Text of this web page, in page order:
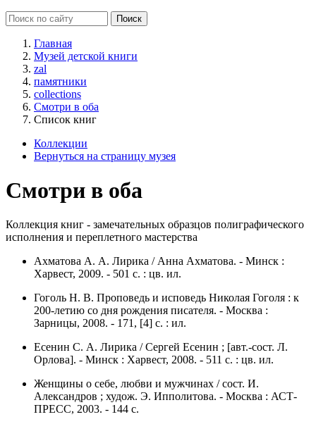
Главная
Музей детской книги
zal
памятники
collections
Смотри в оба
Список книг
Коллекции
Вернуться на страницу музея
Смотри в оба
Коллекция книг - замечательных образцов полиграфического
исполнения и переплетного мастерства
Ахматова А. А. Лирика / Анна Ахматова. - Минск :
Харвест, 2009. - 501 с. : цв. ил.
Гоголь Н. В. Проповедь и исповедь Николая Гоголя : к
200-летию со дня рождения писателя. - Москва :
Зарницы, 2008. - 171, [4] с. : ил.
Есенин С. А. Лирика / Сергей Есенин ; [авт.-сост. Л.
Орлова]. - Минск : Харвест, 2008. - 511 с. : цв. ил.
Женщины о себе, любви и мужчинах / сост. И.
Александров ; худож. Э. Ипполитова. - Москва : АСТ-
ПРЕСС, 2003. - 144 с.